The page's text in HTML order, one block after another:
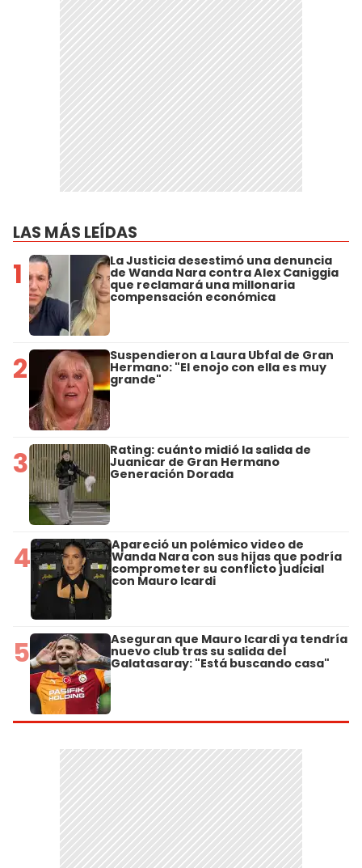
LAS MÁS LEÍDAS
1 La Justicia desestimó una denuncia
de Wanda Nara contra Alex Caniggia
que reclamará una millonaria
compensación económica
2 Suspendieron a Laura Ubfal de Gran
Hermano: "El enojo con ella es muy
grande"
3 Rating: cuánto midió la salida de
Juanicar de Gran Hermano
Generación Dorada
4 Apareció un polémico video de
Wanda Nara con sus hijas que podría
comprometer su conflicto judicial
con Mauro Icardi
5 Aseguran que Mauro Icardi ya tendría
nuevo club tras su salida del
Galatasaray: "Está buscando casa"